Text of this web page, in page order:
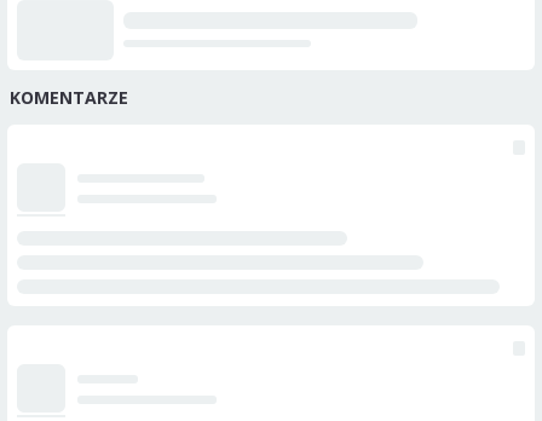
KOMENTARZE